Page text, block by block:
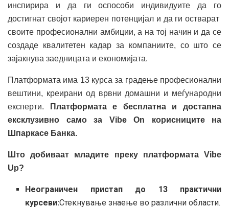
инспирира и да ги оспособи индивидуите да го
достигнат својот кариерен потенцијал и да ги остварат
своите професионални амбиции, а на тој начин и да се
создаде квалитетен кадар за компаниите, со што се
зајакнува заедницата и економијата.
Платформата има 13 курса за градење професионални
вештини, креирани од врвни домашни и меѓународни
експерти.
Платформата е бесплатна и достапна
ексклузивно само за Vibe On корисниците на
Шпаркасе Банка.
Што добиваат младите преку платформата Vibe
Up?
Неограничен пристап до 13 практични
курсеви:Стекнување знаење во различни области.